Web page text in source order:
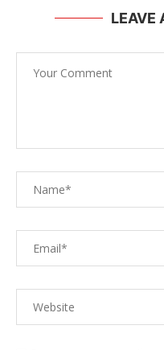
LEAVE